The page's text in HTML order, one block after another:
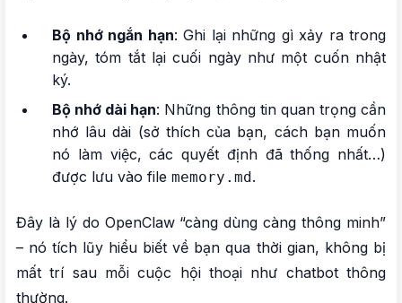
Bộ nhớ ngắn hạn: Ghi lại những gì xảy ra trong
ngày, tóm tắt lại cuối ngày như một cuốn nhật
ký.
Bộ nhớ dài hạn: Những thông tin quan trọng cần
nhớ lâu dài (sở thích của bạn, cách bạn muốn
nó làm việc, các quyết định đã thống nhất…)
được lưu vào file memory.md.
Đây là lý do OpenClaw “càng dùng càng thông minh”
– nó tích lũy hiểu biết về bạn qua thời gian, không bị
mất trí sau mỗi cuộc hội thoại như chatbot thông
thường.